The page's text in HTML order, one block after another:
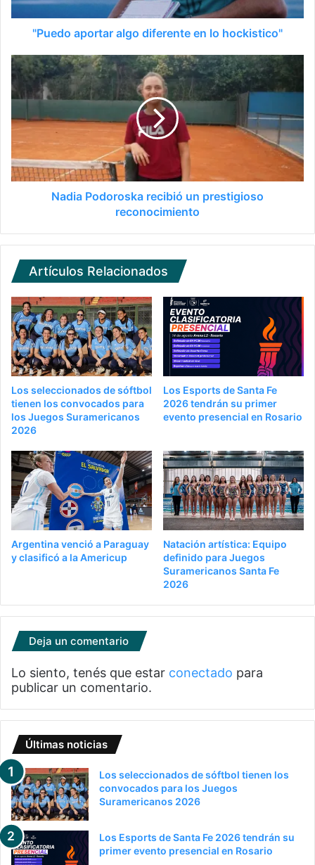
"Puedo aportar algo diferente en lo hockistico"
Nadia Podoroska recibió un prestigioso
reconocimiento
Artículos Relacionados
Los seleccionados de sóftbol
tienen los convocados para
los Juegos Suramericanos
2026
Los Esports de Santa Fe
2026 tendrán su primer
evento presencial en Rosario
Argentina venció a Paraguay
y clasificó a la Americup
Natación artística: Equipo
definido para Juegos
Suramericanos Santa Fe
2026
Deja un comentario
Lo siento, tenés que estar conectado para
publicar un comentario.
Últimas noticias
Los seleccionados de sóftbol tienen los
convocados para los Juegos
Suramericanos 2026
Los Esports de Santa Fe 2026 tendrán su
primer evento presencial en Rosario